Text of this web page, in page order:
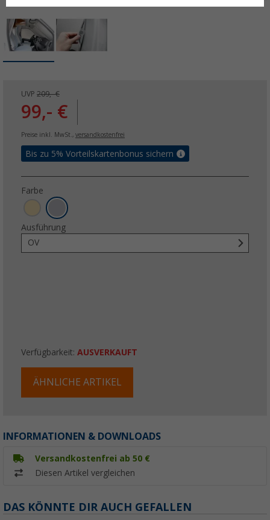
UVP 209,- €
99,- €
Preise inkl. MwSt., versandkostenfrei
Bis zu 5% Vorteilskartenbonus sichern
Farbe
Ausführung
OV
Verfügbarkeit: AUSVERKAUFT
ÄHNLICHE ARTIKEL
INFORMATIONEN & DOWNLOADS
Versandkostenfrei ab 50 €
Diesen Artikel vergleichen
DAS KÖNNTE DIR AUCH GEFALLEN